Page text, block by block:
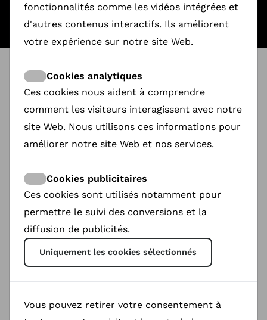
ShareDoc@
Book your meeting at Docs Barcelona with
our new Ambasadors.
Lacielle Galipeau: Barcelona, ‘Director &
DP’
fonctionnalités comme les vidéos intégrées et
d'autres contenus interactifs. Ils améliorent
votre expérience sur notre site Web.
Cookies analytiques
Ces cookies nous aident à comprendre
comment les visiteurs interagissent avec notre
site Web. Nous utilisons ces informations pour
améliorer notre site Web et nos services.
Cookies publicitaires
Ces cookies sont utilisés notamment pour
permettre le suivi des conversions et la
diffusion de publicités.
Uniquement les cookies sélectionnés
Vous pouvez retirer votre consentement à